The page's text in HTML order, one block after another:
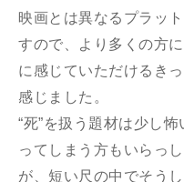
映画とは異なるプラッ
すので、より多くの⽅
に感じていただけるき
感じました。
“死”を扱う題材は少し
ってしまう⽅もいらっ
が、短い尺の中でそう